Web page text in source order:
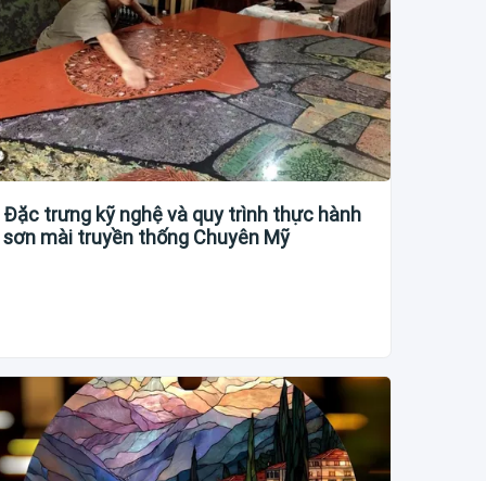
Đặc trưng kỹ nghệ và quy trình thực hành
sơn mài truyền thống Chuyên Mỹ